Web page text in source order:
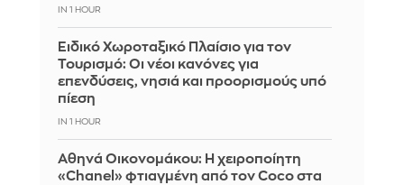
IN 1 HOUR
Ειδικό Χωροταξικό Πλαίσιο για τον
Τουρισμό: Οι νέοι κανόνες για
επενδύσεις, νησιά και προορισμούς υπό
πίεση
IN 1 HOUR
Αθηνά Οικονομάκου: Η χειροποίητη
«Chanel» φτιαγμένη από τον Coco στα